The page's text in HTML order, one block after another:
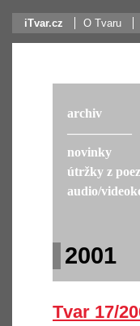
iTvar.cz O Tvaru
2001
Tvar 17/
archiv
––––––––––
novinky
útržky z
audio/